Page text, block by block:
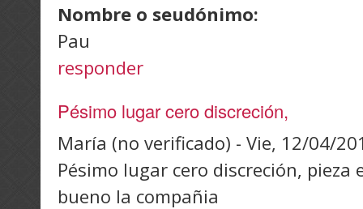
Nombre o seudónimo:
Pau
responder
Pésimo lugar cero discreción,
María (no verificado) - Vie, 12/04/
Pésimo lugar cero discreción, pieza
bueno la compañia